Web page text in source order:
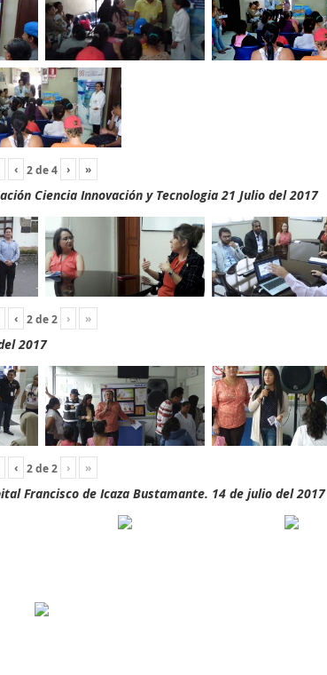
‹ 2de4 › »
Ciencia Innovación y Tecnologia 21 Julio del 2017
‹ 2de2 › »
2017
‹ 2de2 › »
Francisco de Icaza Bustamante. 14 de julio del 2017